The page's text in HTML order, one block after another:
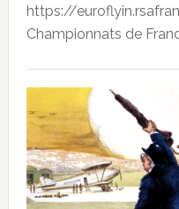
https://
Championnats de